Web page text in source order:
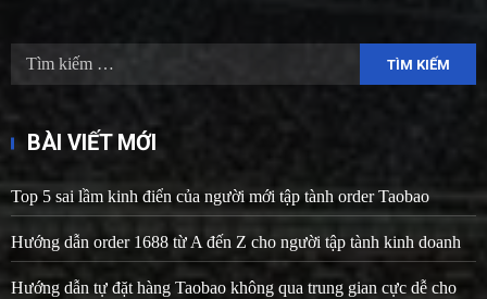
Tìm
kiếm
BÀI VIẾT MỚI
Top 5 sai lầm kinh điển của người mới tập tành order Taobao
Hướng dẫn order 1688 từ A đến Z cho người tập tành kinh doanh
Hướng dẫn tự đặt hàng Taobao không qua trung gian cực dễ cho